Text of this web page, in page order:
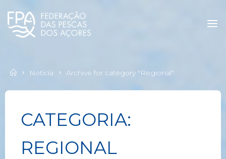
Notícia Archive for category "Regional"
CATEGORIA:
REGIONAL